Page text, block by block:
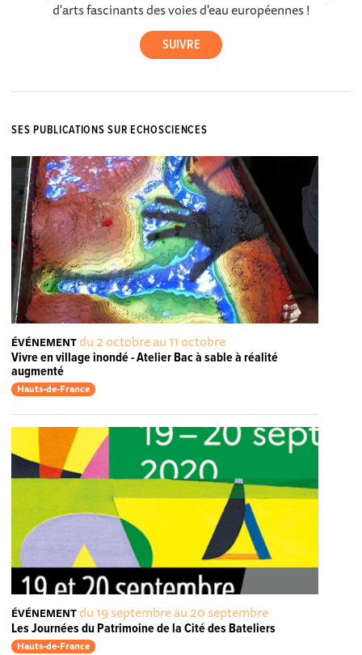
d'arts fascinants des voies d'eau européennes !
SES PUBLICATIONS SUR ECHOSCIENCES
ÉVÉNEMENTdu 2 octobre au 11 octobre
Vivre en village inondé - Atelier Bac à sable à réalité
augmenté
Hauts-de-France
ÉVÉNEMENTdu 19 septembre au 20 septembre
Les Journées du Patrimoine de la Cité des Bateliers
Hauts-de-France